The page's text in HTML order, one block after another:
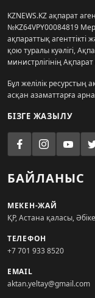
KZNEWS.KZ ақпарат
№KZ64VPY00084819
ақпараттық агенттікті
қою туралы куәлігі,
министрлігінің
Бұл желілік ресурстың
асқан азаматтарға
БІЗГЕ ЖАЗЫЛУ
БАЙЛАНЫС
МЕКЕН-ЖАЙ
ҚР, Астана қаласы,
ТЕЛЕФОН
+7 701 933 8520
EMAIL
aktan.yeltay@gmail.com